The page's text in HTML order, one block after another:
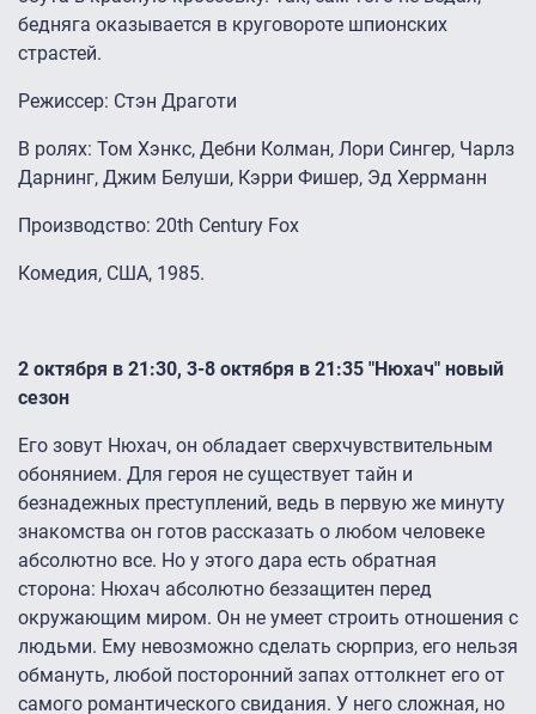
бедняга оказывается в круговороте шпионских
страстей.
Режиссер: Стэн Драготи
В ролях: Том Хэнкс, Дебни Колман, Лори Сингер, Чарлз
Дарнинг, Джим Белуши, Кэрри Фишер, Эд Херрманн
Производство: 20th Century Fox
Комедия, США, 1985.
2 октября в 21:30, 3-8 октября в 21:35 "Нюхач" новый
сезон
Его зовут Нюхач, он обладает сверхчувствительным
обонянием. Для героя не существует тайн и
безнадежных преступлений, ведь в первую же минуту
знакомства он готов рассказать о любом человеке
абсолютно все. Но у этого дара есть обратная
сторона: Нюхач абсолютно беззащитен перед
окружающим миром. Он не умеет строить отношения с
людьми. Ему невозможно сделать сюрприз, его нельзя
обмануть, любой посторонний запах оттолкнет его от
самого романтического свидания. У него сложная, но